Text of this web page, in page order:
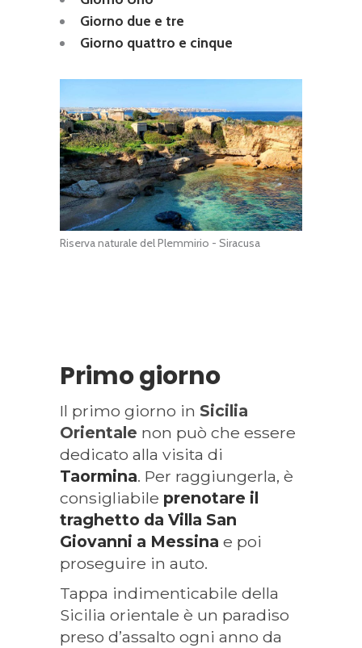
Giorno due e tre
Giorno quattro e cinque
Riserva naturale del Plemmirio - Siracusa
Primo giorno
Il primo giorno in Sicilia
Orientale non può che essere
dedicato alla visita di
Taormina. Per raggiungerla, è
consigliabile prenotare il
traghetto da Villa San
Giovanni a Messina e poi
proseguire in auto.
Tappa indimenticabile della
Sicilia orientale è un paradiso
preso d’assalto ogni anno da